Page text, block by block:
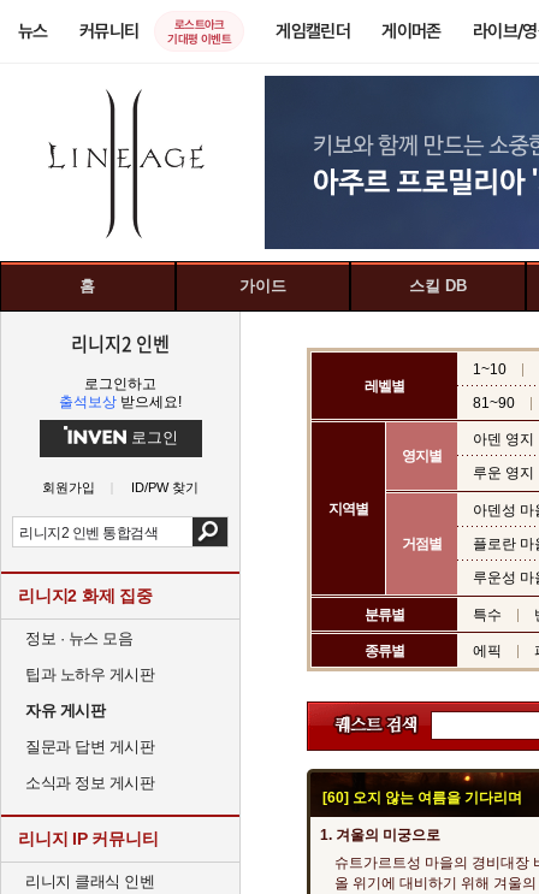
뉴스 커뮤니티
로스트아크
기대평 이벤트
게임캘린더 게이머존 라이브/
홈 가이드 스킬 DB
리니지2 인벤
로그인하고
출석보상 받으세요!
로그인
회원가입 ID/PW 찾기
리니지2 화제 집중
정보 · 뉴스 모음
팁과 노하우 게시판
자유 게시판
질문과 답변 게시판
소식과 정보 게시판
리니지 IP 커뮤니티
리니지 클래식 인벤
레벨별
1~10
81~90
지역별
영지별
아덴 영지
루운 영지
거점별
아덴성 마
플로란 마
루운성 마
분류별 특수
종류별 에픽
[60] 오지 않는 여름을 기다리며
1. 겨울의 미궁으로
슈트가르트성 마을의 경비대장
올 위기에 대비하기 위해 겨울